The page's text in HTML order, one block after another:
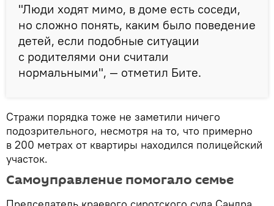
"Люди ходят мимо, в доме есть соседи,
но сложно понять, каким было поведение
детей, если подобные ситуации
с родителями они считали
нормальными", — отметил Бите.
Стражи порядка тоже не заметили ничего
подозрительного, несмотря на то, что примерно
в 200 метрах от квартиры находился полицейский
участок.
Самоуправление помогало семье